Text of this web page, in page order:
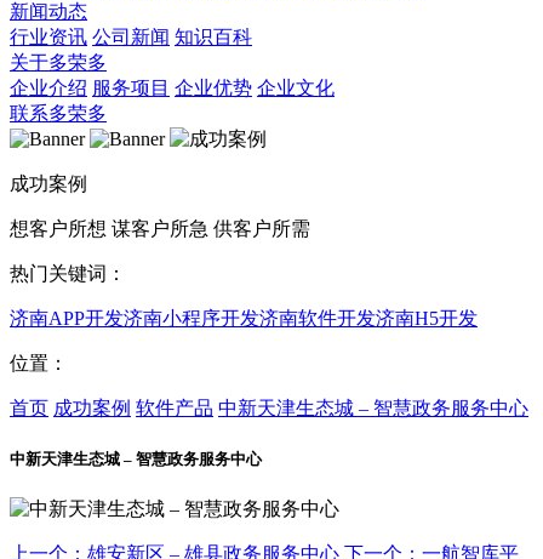
新闻动态
行业资讯 公司新闻 知识百科
关于多荣多
企业介绍 服务项目 企业优势 企业文化
联系多荣多
成功案例
想客户所想 谋客户所急 供客户所需
热门关键词：
济南APP开发济南小程序开发济南软件开发济南H5开发
位置：
首页 成功案例 软件产品 中新天津生态城 – 智慧政务服务中心
中新天津生态城 – 智慧政务服务中心
上一个：雄安新区 – 雄县政务服务中心 下一个：一航智库平